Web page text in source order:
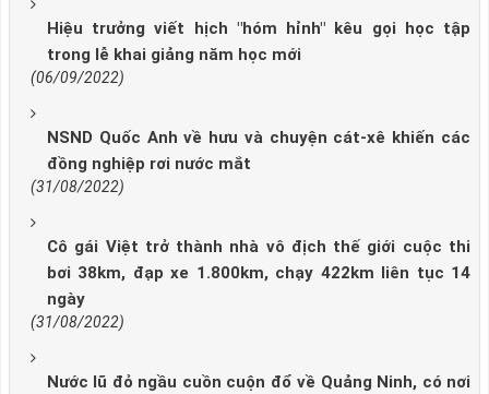
Hiệu trưởng viết hịch "hóm hỉnh" kêu gọi học tập
trong lễ khai giảng năm học mới
(06/09/2022)
NSND Quốc Anh về hưu và chuyện cát-xê khiến các
đồng nghiệp rơi nước mắt
(31/08/2022)
Cô gái Việt trở thành nhà vô địch thế giới cuộc thi
bơi 38km, đạp xe 1.800km, chạy 422km liên tục 14
ngày
(31/08/2022)
Nước lũ đỏ ngầu cuồn cuộn đổ về Quảng Ninh, có nơi